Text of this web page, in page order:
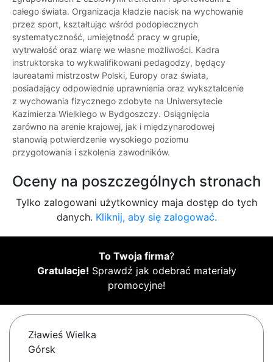
całego świata. Organizacja kładzie nacisk na wychowanie
przez sport, kształtując wśród podopiecznych
systematyczność, umiejętność pracy w grupie,
wytrwałość oraz wiarę we własne możliwości. Kadra
instruktorska to wykwalifikowani pedagodzy, będący
laureatami mistrzostw Polski, Europy oraz świata,
posiadający odpowiednie uprawnienia oraz wykształcenie
z wychowania fizycznego zdobyte na Uniwersytecie
Kazimierza Wielkiego w Bydgoszczy. Osiągnięcia
zarówno na arenie krajowej, jak i międzynarodowej
stanowią potwierdzenie wysokiego poziomu
przygotowania i szkolenia zawodników.
Oceny na poszczególnych stronach
Tylko zalogowani użytkownicy maja dostęp do tych
danych. Kliknij, aby się zalogować.
To Twoja firma?
Gratulacje! Sprawdź jak odebrać materiały
promocyjne!
Zławieś Wielka
Górsk